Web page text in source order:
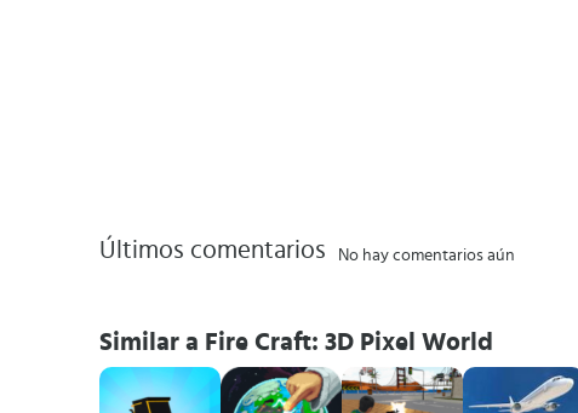
Últimos comentarios No hay comentarios aún
Similar a Fire Craft: 3D Pixel World